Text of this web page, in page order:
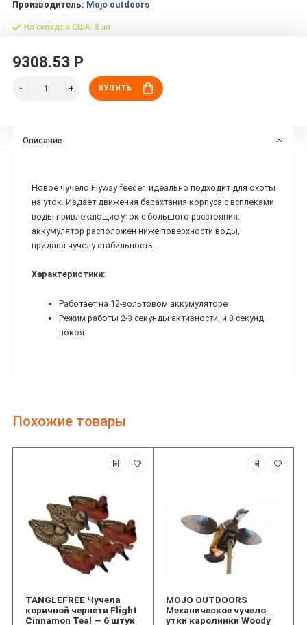
Производитель: Mojo outdoors
На складе в США: 8 шт.
9308.53 Р
КУПИТЬ
Описание
Новое чучело Flyway feeder идеально подходит для охоты
на уток. Издает движения барахтания корпуса с всплеками
воды привлекающие уток с большого расстояния.
аккумулятор расположен ниже поверхности воды,
придавя чучелу стабильность.
Характеристики:
Работает на 12-вольтовом аккумуляторе
Режим работы 2-3 секунды активности, и 8 секунд
покоя
Похожие товары
TANGLEFREE Чучела
коричной чернети Flight
Cinnamon Teal — 6 штук
MOJO OUTDOORS
Механическое чучело
утки каролинки Woody